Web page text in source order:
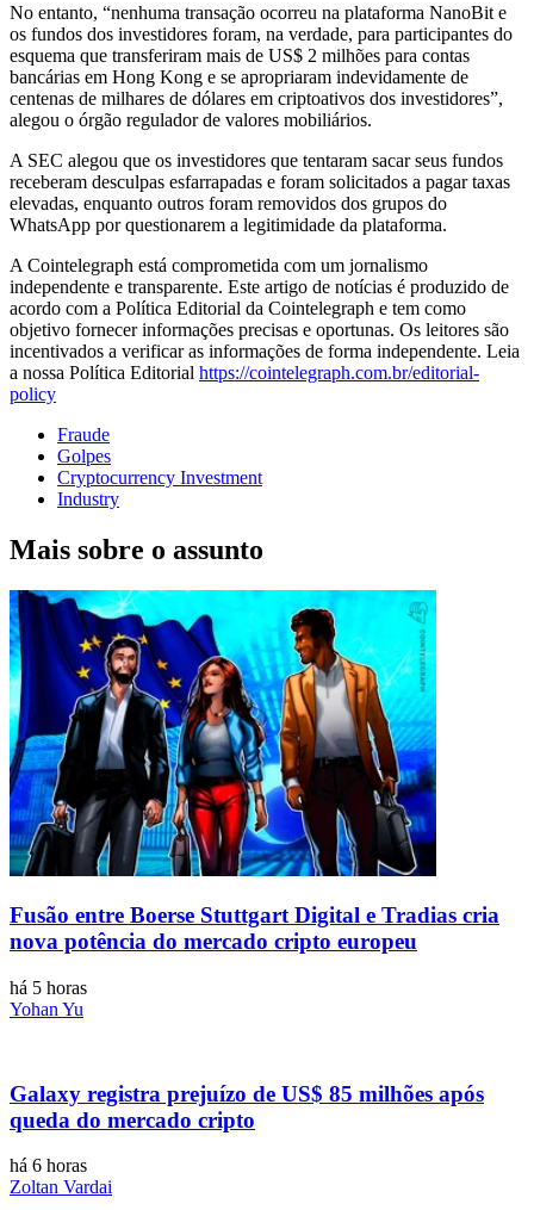
No entanto, “nenhuma transação ocorreu na plataforma NanoBit e
os fundos dos investidores foram, na verdade, para participantes do
esquema que transferiram mais de US$ 2 milhões para contas
bancárias em Hong Kong e se apropriaram indevidamente de
centenas de milhares de dólares em criptoativos dos investidores”,
alegou o órgão regulador de valores mobiliários.
A SEC alegou que os investidores que tentaram sacar seus fundos
receberam desculpas esfarrapadas e foram solicitados a pagar taxas
elevadas, enquanto outros foram removidos dos grupos do
WhatsApp por questionarem a legitimidade da plataforma.
A Cointelegraph está comprometida com um jornalismo
independente e transparente. Este artigo de notícias é produzido de
acordo com a Política Editorial da Cointelegraph e tem como
objetivo fornecer informações precisas e oportunas. Os leitores são
incentivados a verificar as informações de forma independente. Leia
a nossa Política Editorial https://cointelegraph.com.br/editorial-
policy
Fraude
Golpes
Cryptocurrency Investment
Industry
Mais sobre o assunto
Fusão entre Boerse Stuttgart Digital e Tradias cria
nova potência do mercado cripto europeu
há 5 horas
Yohan Yu
Galaxy registra prejuízo de US$ 85 milhões após
queda do mercado cripto
há 6 horas
Zoltan Vardai